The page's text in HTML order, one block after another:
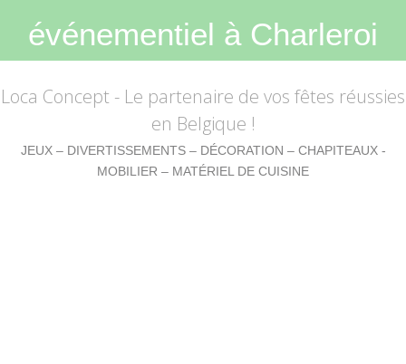
événementiel à Charleroi
Loca Concept - Le partenaire de vos fêtes réussies
en Belgique !
JEUX – DIVERTISSEMENTS – DÉCORATION – CHAPITEAUX -
MOBILIER – MATÉRIEL DE CUISINE